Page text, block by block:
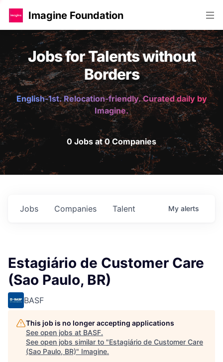
Imagine Foundation
Jobs for Talents without
Borders
English-1st. Relocation-friendly. Curated daily by
Imagine.
0 Jobs at 0 Companies
Jobs Companies Talent My alerts
Estagiário de Customer Care
(Sao Paulo, BR)
BASF
This job is no longer accepting applications
See open jobs at BASF.
See open jobs similar to "Estagiário de Customer Care
(Sao Paulo, BR)" Imagine.